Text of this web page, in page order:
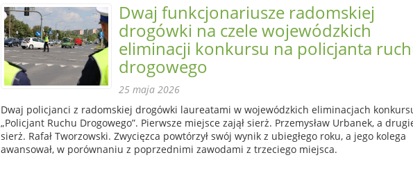
Dwaj funkcjonariusze radomskiej
drogówki na czele wojewódzkich
eliminacji konkursu na policjanta
drogowego
25 maja 2026
Dwaj policjanci z radomskiej drogówki laureatami w wojewódzkich eliminacjach
„Policjant Ruchu Drogowego”. Pierwsze miejsce zajął sierż. Przemysław Urbanek, a
sierż. Rafał Tworzowski. Zwycięzca powtórzył swój wynik z ubiegłego roku, a jego kolega
awansował, w porównaniu z poprzednimi zawodami z trzeciego miejsca.